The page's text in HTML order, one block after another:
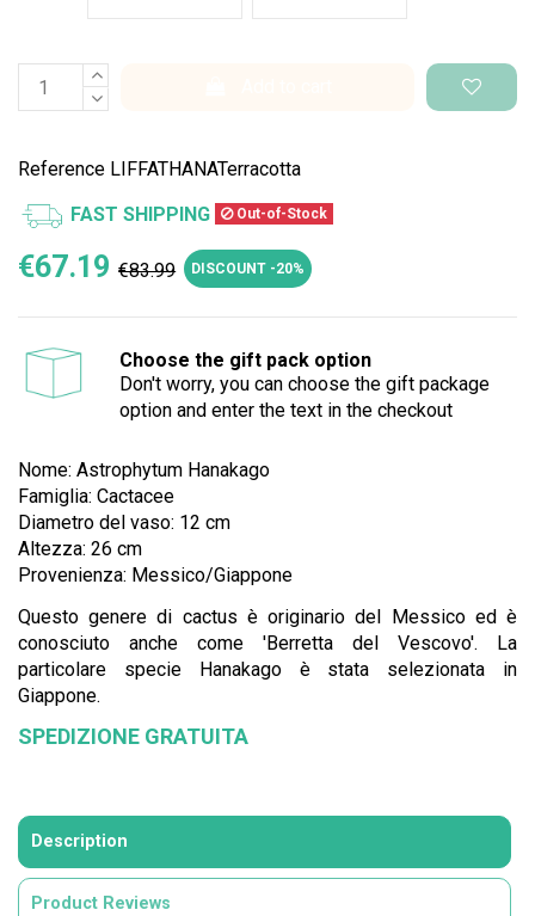
Reference LIFFATHANATerracotta
FAST SHIPPING Out-of-Stock
€67.19 €83.99 DISCOUNT -20%
Choose the gift pack option
Don't worry, you can choose the gift package
option and enter the text in the checkout
Nome: Astrophytum Hanakago
Famiglia: Cactacee
Diametro del vaso: 12 cm
Altezza: 26 cm
Provenienza: Messico/Giappone
Questo genere di cactus è originario del Messico ed è
conosciuto anche come 'Berretta del Vescovo'. La
particolare specie Hanakago è stata selezionata in
Giappone.
SPEDIZIONE GRATUITA
Description
Product Reviews